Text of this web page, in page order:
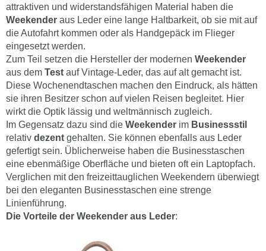
attraktiven und widerstandsfähigen Material haben die
Weekender aus Leder eine lange Haltbarkeit, ob sie mit auf
die Autofahrt kommen oder als Handgepäck im Flieger
eingesetzt werden.
Zum Teil setzen die Hersteller der modernen Weekender
aus dem Test auf Vintage-Leder, das auf alt gemacht ist.
Diese Wochenendtaschen machen den Eindruck, als hätten
sie ihren Besitzer schon auf vielen Reisen begleitet. Hier
wirkt die Optik lässig und weltmännisch zugleich.
Im Gegensatz dazu sind die Weekender im Businessstil
relativ dezent gehalten. Sie können ebenfalls aus Leder
gefertigt sein. Üblicherweise haben die Businesstaschen
eine ebenmäßige Oberfläche und bieten oft ein Laptopfach.
Verglichen mit den freizeittauglichen Weekendern überwiegt
bei den eleganten Businesstaschen eine strenge
Linienführung.
Die Vorteile der Weekender aus Leder: